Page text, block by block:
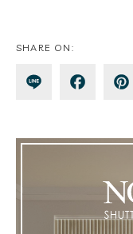
SHARE ON:
Lin Fa
ok